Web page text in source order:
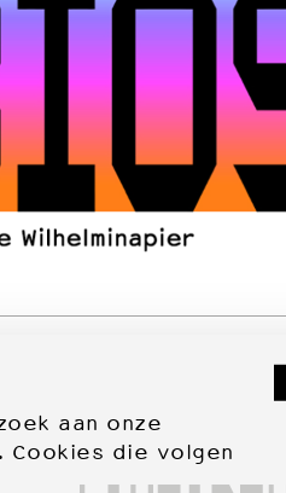
aan onze
die volgen